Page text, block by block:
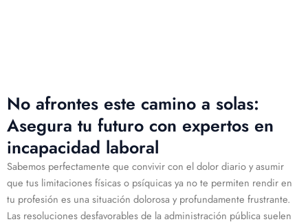
No afrontes este camino a solas:
Asegura tu futuro con expertos en
incapacidad laboral
Sabemos perfectamente que convivir con el dolor diario y asumir
que tus limitaciones físicas o psíquicas ya no te permiten rendir en
tu profesión es una situación dolorosa y profundamente frustrante.
Las resoluciones desfavorables de la administración pública suelen